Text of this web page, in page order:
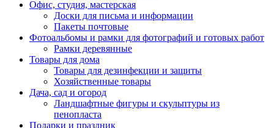
Офис, студия, мастерская
Доски для письма и информации
Пакеты почтовые
Фотоальбомы и рамки для фотографий и готовых работ
Рамки деревянные
Товары для дома
Товары для дезинфекции и защиты
Хозяйственные товары
Дача, сад и огород
Ландшафтные фигуры и скульптуры из
пенопласта
Подарки и праздник